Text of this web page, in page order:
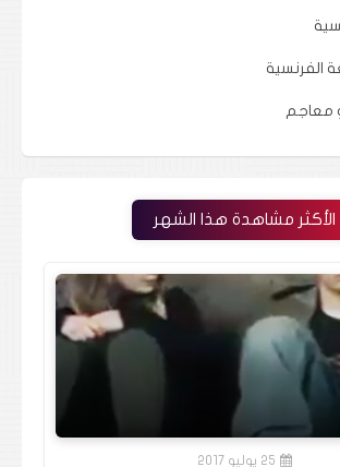
الفرنسية
معاجم
الأكثر مشاهدة هذا الشهر
25 يوليو 2017